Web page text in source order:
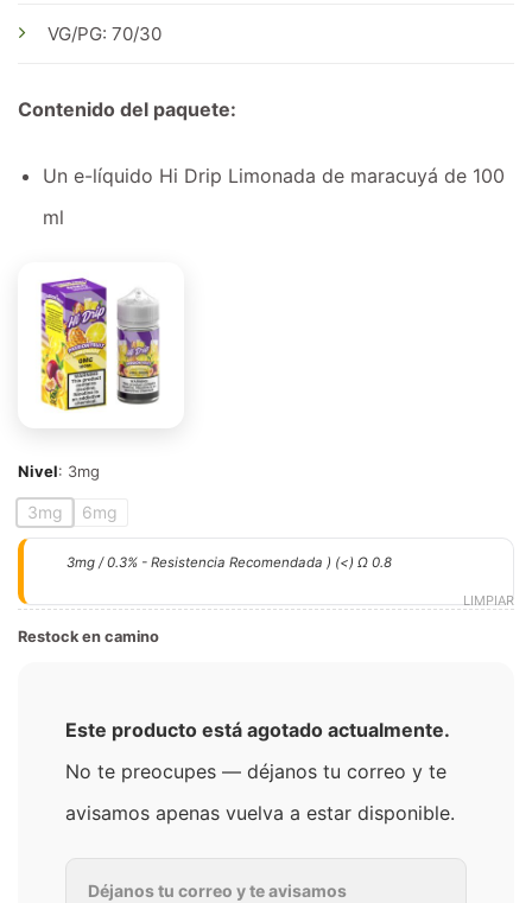
VG/PG: 70/30
Contenido del paquete:
Un e-líquido Hi Drip Limonada de maracuyá de 100
ml
Nivel: 3mg
3mg 6mg
LIMPIAR
3mg / 0.3% - Resistencia Recomendada ) (<) Ω 0.8
Restock en camino
Este producto está agotado actualmente.
No te preocupes — déjanos tu correo y te
avisamos apenas vuelva a estar disponible.